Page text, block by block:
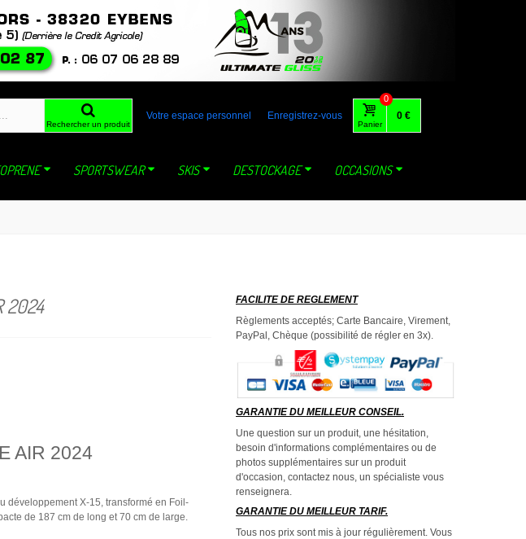
Rechercher un produit
Votre espace personnel Enregistrez-vous
Panier
0
0 €
SPORTSWEAR SKIS DESTOCKAGE OCCASIONS
2024
AIR 2024
développement X-15, transformé en Foil-
de 187 cm de long et 70 cm de large.
FACILITE DE REGLEMENT
Règlements acceptés; Carte Bancaire, Virement,
PayPal, Chèque (possibilité de régler en 3x).
GARANTIE DU MEILLEUR CONSEIL.
Une question sur un produit, une hésitation,
besoin d'informations complémentaires ou de
photos supplémentaires sur un produit
d'occasion, contactez nous, un spécialiste vous
renseignera.
GARANTIE DU MEILLEUR TARIF.
Tous nos prix sont mis à jour régulièrement. Vous